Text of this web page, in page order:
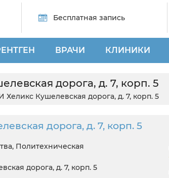
Бесплатная запись
ВРАЧИ КЛИНИКИ
дорога, д. 7, корп. 5
Хеликс Кушелевская дорога, д. 7, корп. 5
дорога, д. 7, корп. 5
Политехническая
дорога, д. 7, корп. 5